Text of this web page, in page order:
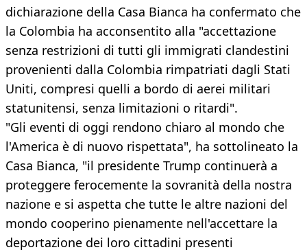
dichiarazione della Casa Bianca ha confermato che
la Colombia ha acconsentito alla "accettazione
senza restrizioni di tutti gli immigrati clandestini
provenienti dalla Colombia rimpatriati dagli Stati
Uniti, compresi quelli a bordo di aerei militari
statunitensi, senza limitazioni o ritardi".
"Gli eventi di oggi rendono chiaro al mondo che
l'America è di nuovo rispettata", ha sottolineato la
Casa Bianca, "il presidente Trump continuerà a
proteggere ferocemente la sovranità della nostra
nazione e si aspetta che tutte le altre nazioni del
mondo cooperino pienamente nell'accettare la
deportazione dei loro cittadini presenti